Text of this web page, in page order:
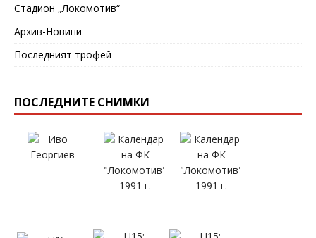
Стадион „Локомотив“
Архив-Новини
Последният трофей
ПОСЛЕДНИТЕ СНИМКИ